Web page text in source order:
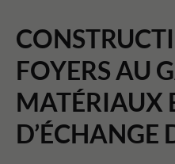
FOYERS AU
MATÉRIAUX
D’ÉCHANGE